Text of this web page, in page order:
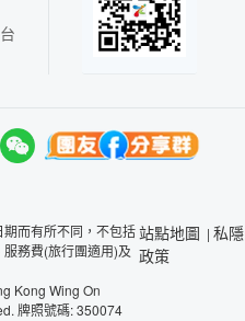
而有所不同，不包括
務費(旅行團適用)及
Kong Wing On
牌照號碼: 350074
站點地圖 | 私隱
政策